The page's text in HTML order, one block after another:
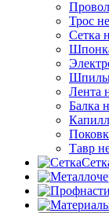
Трос
Сетка
Лента
Балка
Тавр